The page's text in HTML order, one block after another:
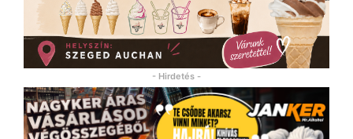
- Hirdetés -